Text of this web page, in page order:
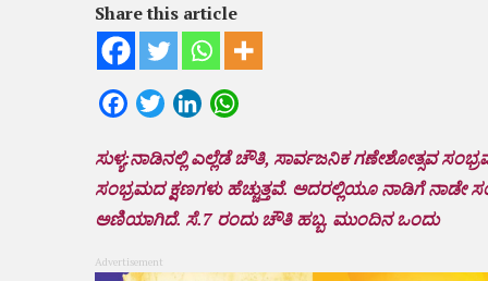
Share this article
FacebookTwitterLinkedIn
ಸುಳ್ಯ:ನಾಡಿನಲ್ಲಿ ಎಲ್ಲೆಡೆ ಚೌತಿ, ಸಾರ್ವಜನಿಕ ಗಣೇಶೋತ್ಸವ
ಸಂಭ್ರಮದ ಕ್ಷಣಗಳು ಹೆಚ್ಚುತ್ತವೆ. ಅದರಲ್ಲಿಯೂ ನಾಡಿಗೆ
ಅಣಿಯಾಗಿದೆ. ಸೆ.7 ರಂದು ಚೌತಿ ಹಬ್ಬ. ಮುಂದಿನ ಒಂದು
Advertisement